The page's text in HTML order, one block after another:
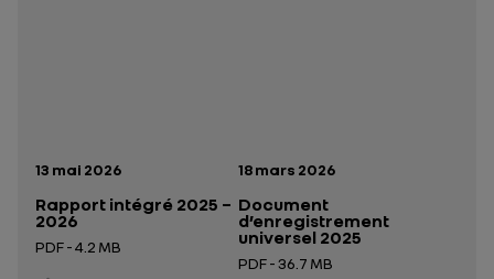
Date de publication:
13 mai 2026
Rapport intégré 2025 –
2026
PDF - 4.2 MB
Ouverture dans un nouvel onglet
Date de publication:
18 mars 2026
Document
d’enregistrement
universel 2025
PDF - 36.7 MB